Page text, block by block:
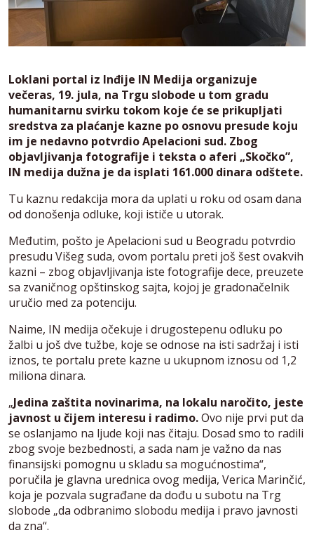
Loklani portal iz Inđije IN Medija organizuje
večeras, 19. jula, na Trgu slobode u tom gradu
humanitarnu svirku tokom koje će se prikupljati
sredstva za plaćanje kazne po osnovu presude koju
im je nedavno potvrdio Apelacioni sud. Zbog
objavljivanja fotografije i teksta o aferi „Skočko”,
IN medija dužna je da isplati 161.000 dinara odštete.
Tu kaznu redakcija mora da uplati u roku od osam dana
od donošenja odluke, koji ističe u utorak.
Međutim, pošto je Apelacioni sud u Beogradu potvrdio
presudu Višeg suda, ovom portalu preti još šest ovakvih
kazni – zbog objavljivanja iste fotografije dece, preuzete
sa zvaničnog opštinskog sajta, kojoj je gradonačelnik
uručio med za potenciju.
Naime, IN medija očekuje i drugostepenu odluku po
žalbi u još dve tužbe, koje se odnose na isti sadržaj i isti
iznos, te portalu prete kazne u ukupnom iznosu od 1,2
miliona dinara.
„Jedina zaštita novinarima, na lokalu naročito, jeste
javnost u čijem interesu i radimo.Ovo nije prvi put da
se oslanjamo na ljude koji nas čitaju. Dosad smo to radili
zbog svoje bezbednosti, a sada nam je važno da nas
finansijski pomognu u skladu sa mogućnostima“,
poručila je glavna urednica ovog medija, Verica Marinčić,
koja je pozvala sugrađane da dođu u subotu na Trg
slobode „da odbranimo slobodu medija i pravo javnosti
da zna“.